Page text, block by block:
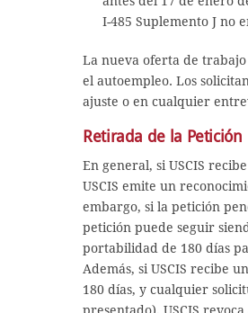
I-485 Suplemento J no
La nueva oferta de
el autoempleo. Los
ajuste o en cualquier
Retirada de la Petición
En general, si USCIS
USCIS emite un
embargo, si la petición
petición puede seguir
portabilidad de 180 días
Además, si USCIS recibe
180 días, y cualquier
presentado), USCIS